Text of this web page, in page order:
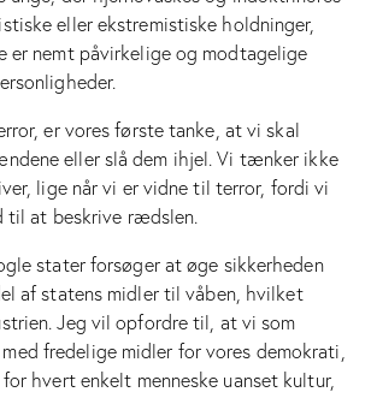
eller ekstremistiske holdninger,
er nemt påvirkelige og modtagelige
er vores første tanke, at vi skal
eller slå dem ihjel. Vi tænker ikke
lige når vi er vidne til terror, fordi vi
til at beskrive rædslen.
stater forsøger at øge sikkerheden
af statens midler til våben, hvilket
Jeg vil opfordre til, at vi som
fredelige midler for vores demokrati,
hvert enkelt menneske uanset kultur,